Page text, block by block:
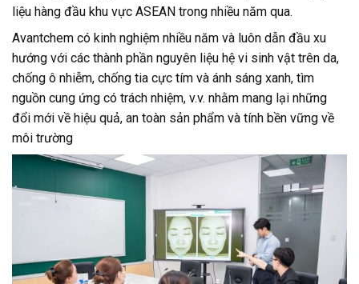
liệu hàng đầu khu vực ASEAN trong nhiều năm qua.
Avantchem có kinh nghiệm nhiều năm và luôn dẫn đầu xu
hướng với các thành phần nguyên liệu hệ vi sinh vật trên da,
chống ô nhiễm, chống tia cực tím và ánh sáng xanh, tìm
nguồn cung ứng có trách nhiệm, v.v. nhằm mang lại những
đổi mới về hiệu quả, an toàn sản phẩm và tính bền vững về
môi trường